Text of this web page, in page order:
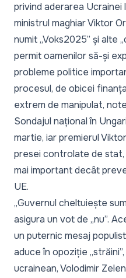
privind aderarea Ucrainei
ministrul maghiar Viktor
numit „Voks2025” și alte
permit oamenilor să-și
probleme politice
procesul, de obicei
extrem de manipulat,
Sondajul național în
martie, iar premierul
presei controlate de stat,
mai important decât
UE.
„Guvernul cheltuiește
asigura un vot de „nu”.
un puternic mesaj
aduce în opoziție
ucrainean, Volodimir